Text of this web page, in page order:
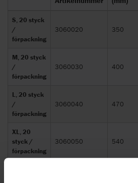
S, 20 styck
/
förpackning
3060020 350
M, 20 styck
/
förpackning
3060030 400
L, 20 styck
/
förpackning
3060040 470
XL, 20
styck /
förpackning
3060050 540